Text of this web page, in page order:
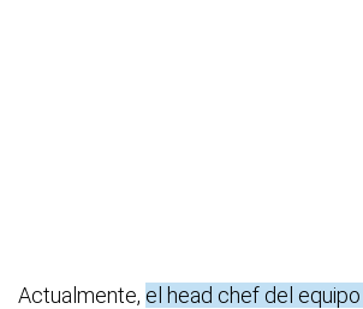
Actualmente, el head chef del